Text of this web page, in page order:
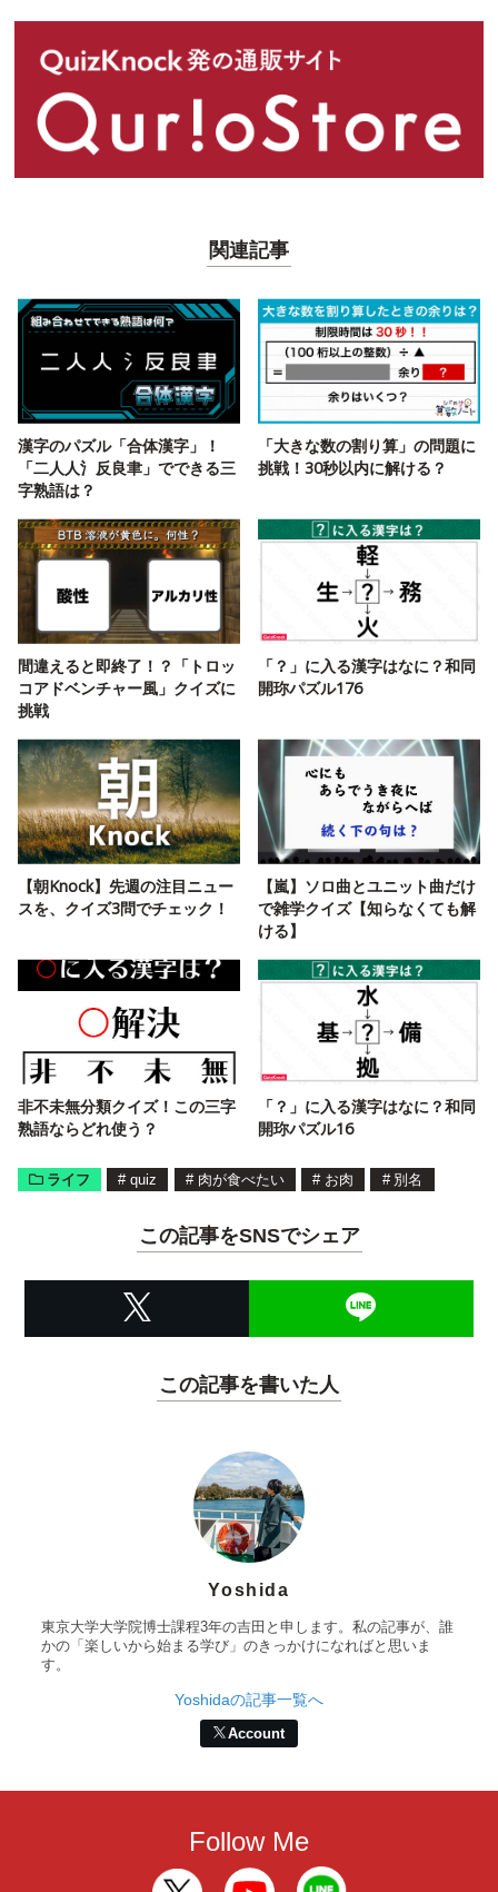
関連記事
漢字のパズル「合体漢字」！
「二人人氵反良聿」でできる三
字熟語は？
「大きな数の割り算」の問題に
挑戦！30秒以内に解ける？
間違えると即終了！？「トロッ
コアドベンチャー風」クイズに
挑戦
「？」に入る漢字はなに？和同
開珎パズル176
【朝Knock】先週の注目ニュー
スを、クイズ3問でチェック！
【嵐】ソロ曲とユニット曲だけ
で雑学クイズ【知らなくても解
ける】
非不未無分類クイズ！この三字
熟語ならどれ使う？
「？」に入る漢字はなに？和同
開珎パズル16
ライフ # quiz # 肉が食べたい # お肉 # 別名
この記事をSNSでシェア
この記事を書いた人
Yoshida
東京大学大学院博士課程3年の吉田と申します。私の記事が、誰
かの「楽しいから始まる学び」のきっかけになればと思いま
す。
Yoshidaの記事一覧へ
Account
Follow Me